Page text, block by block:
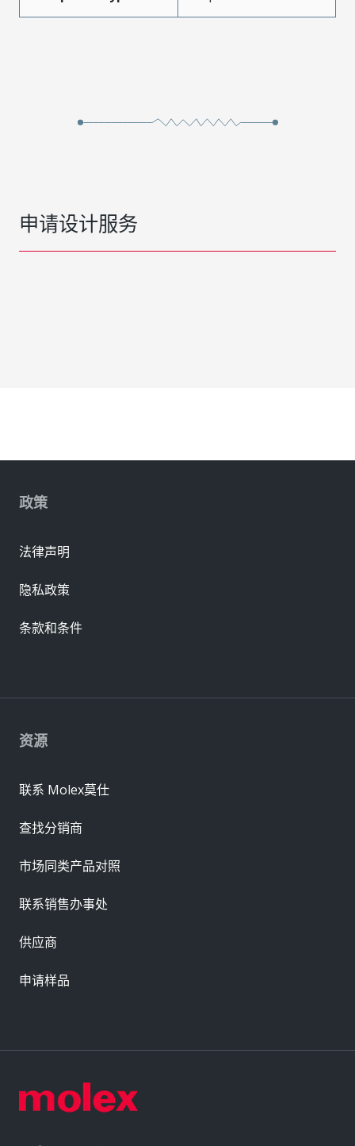
申请设计服务
资源
联系 Molex莫仕
查找分销商
市场同类产品对照
联系销售办事处
供应商
申请样品
政策
法律声明
隐私政策
条款和条件